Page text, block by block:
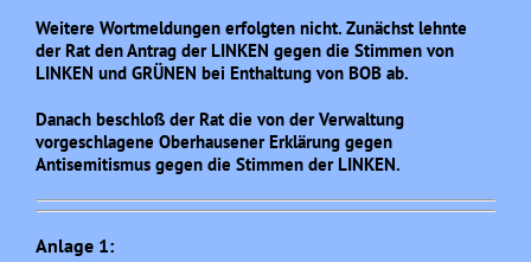
Weitere Wortmeldungen erfolgten nicht. Zunächst lehnte
der Rat den Antrag der LINKEN gegen die Stimmen von
LINKEN und GRÜNEN bei Enthaltung von BOB ab.
Danach beschloß der Rat die von der Verwaltung
vorgeschlagene Oberhausener Erklärung gegen
Antisemitismus gegen die Stimmen der LINKEN.
Anlage 1: